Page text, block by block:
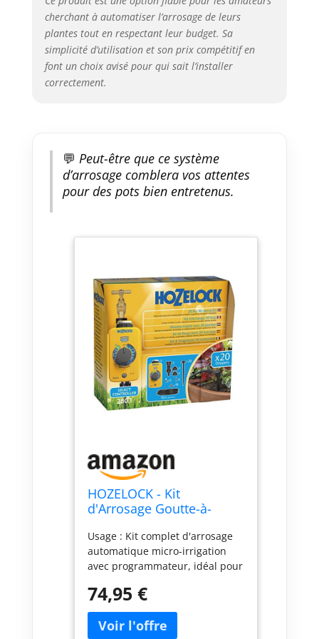
cherchant à automatiser l’arrosage de leurs
plantes tout en respectant leur budget. Sa
simplicité d’utilisation et son prix compétitif en
font un choix avisé pour qui sait l’installer
correctement.
💬 Peut-être que ce système
d’arrosage comblera vos attentes
pour des pots bien entretenus.
HOZELOCK - Kit
d'Arrosage Goutte-à-
Système Autonome
Complet avec son
Programmateur Select
Plantes en Pot, Arrosage
Précis et Économe en Eau
[2803 0000]
Usage : Kit complet d'arrosage
automatique micro-irrigation
avec programmateur, idéal pour
bordures, potagers et plantes
sous serre. Fonction et bénéfice
: Gagnez du temps, économisez
74,95 €